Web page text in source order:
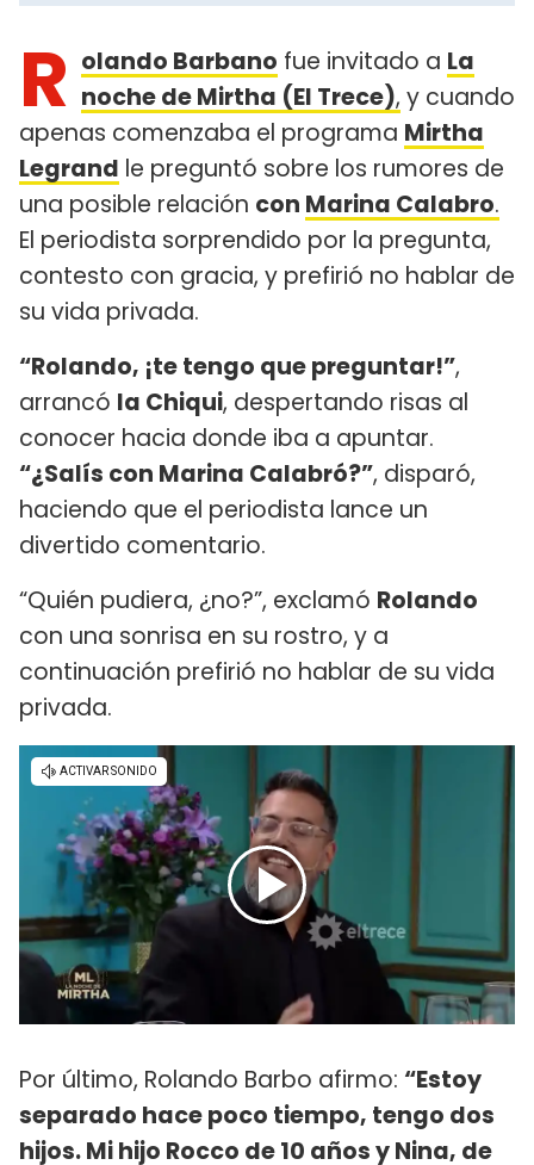
R olando Barbano fue invitado a La
noche de Mirtha (El Trece), y cuando
apenas comenzaba el programa Mirtha
Legrand le preguntó sobre los rumores de
una posible relación con Marina Calabro.
El periodista sorprendido por la pregunta,
contesto con gracia, y prefirió no hablar de
su vida privada.
“Rolando, ¡te tengo que preguntar!”,
arrancó la Chiqui, despertando risas al
conocer hacia donde iba a apuntar.
“¿Salís con Marina Calabró?”, disparó,
haciendo que el periodista lance un
divertido comentario.
“Quién pudiera, ¿no?”, exclamó Rolando
con una sonrisa en su rostro, y a
continuación prefirió no hablar de su vida
privada.
Por último, Rolando Barbo afirmo: “Estoy
separado hace poco tiempo, tengo dos
hijos. Mi hijo Rocco de 10 años y Nina, de